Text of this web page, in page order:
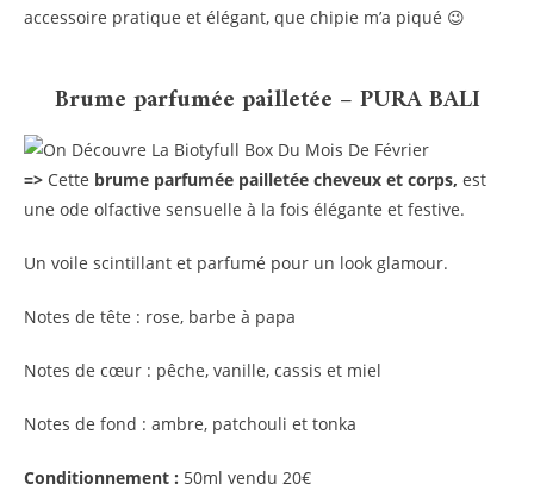
accessoire pratique et élégant, que chipie m’a piqué 😉
Brume parfumée pailletée – PURA BALI
=> Cette brume parfumée pailletée cheveux et corps, est
une ode olfactive sensuelle à la fois élégante et festive.
Un voile scintillant et parfumé pour un look glamour.
Notes de tête : rose, barbe à papa
Notes de cœur : pêche, vanille, cassis et miel
Notes de fond : ambre, patchouli et tonka
Conditionnement : 50ml vendu 20€